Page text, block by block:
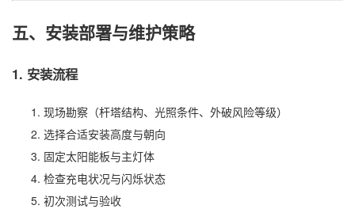
五、安装部署与维护策略
1. 安装流程
现场勘察（杆塔结构、光照条件、外破风险等级）
选择合适安装高度与朝向
固定太阳能板与主灯体
检查充电状况与闪烁状态
初次测试与验收